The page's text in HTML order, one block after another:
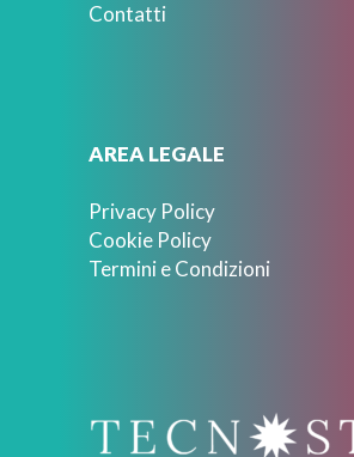
Contatti
AREA LEGALE
Privacy Policy
Cookie Policy
Termini e Condizioni